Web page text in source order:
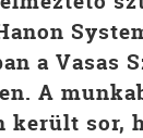
a Vasas
A
került sor,